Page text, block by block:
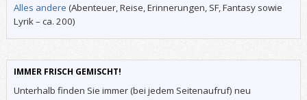
Alles andere (Abenteuer, Reise, Erinnerungen, SF, Fantasy sowie
Lyrik – ca. 200)
IMMER FRISCH GEMISCHT!
Unterhalb finden Sie immer (bei jedem Seitenaufruf) neu